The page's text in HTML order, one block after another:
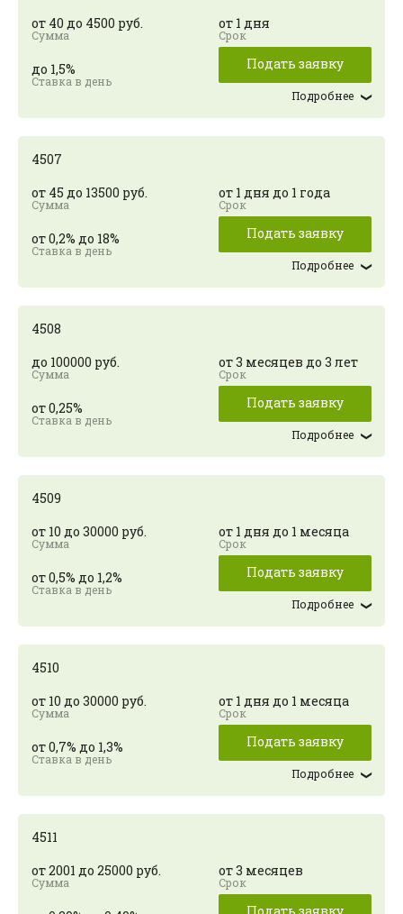
от 40 до 4500 руб.
от 1 дня
до 1,5% Подать заявку
Подробнее
4507
от 45 до 13500 руб.
от 1 дня до 1 года
от 0,2% до 18% Подать заявку
Подробнее
4508
до 100000 руб.
от 3 месяцев до 3 лет
от 0,25% Подать заявку
Подробнее
4509
от 10 до 30000 руб.
от 1 дня до 1 месяца
от 0,5% до 1,2% Подать заявку
Подробнее
4510
от 10 до 30000 руб.
от 1 дня до 1 месяца
от 0,7% до 1,3% Подать заявку
Подробнее
4511
от 2001 до 25000 руб.
от 3 месяцев